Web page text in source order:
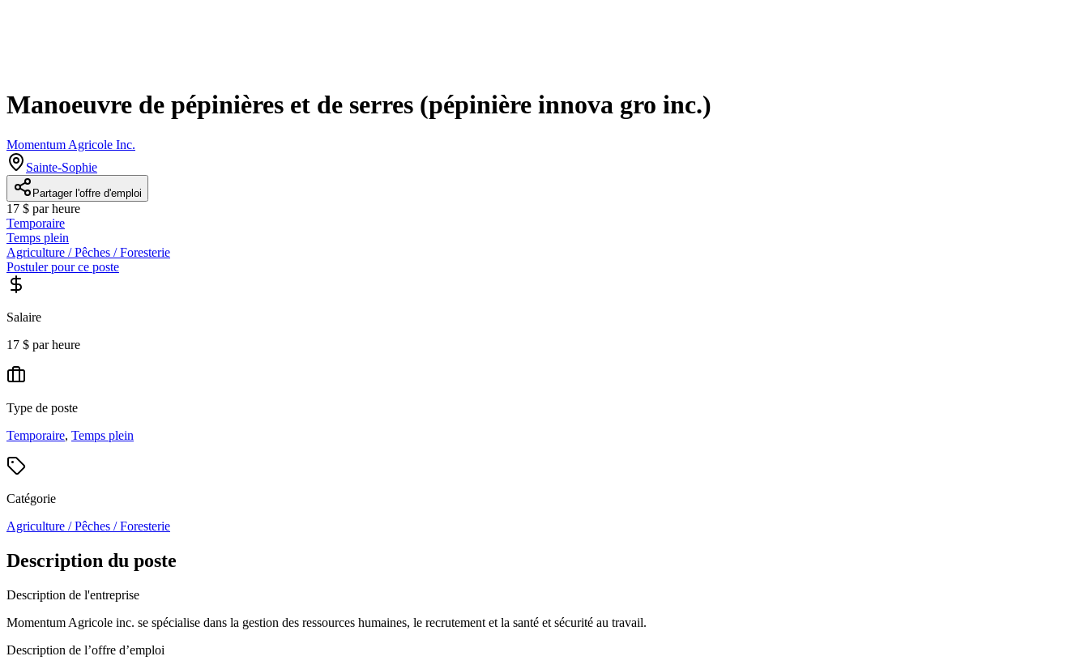
Manoeuvre de pépinières et de serres (pépinière innova gro inc.)
Momentum Agricole Inc.
Sainte-Sophie
Partager l'offre d'emploi
17 $ par heure
Temporaire
Temps plein
Agriculture / Pêches / Foresterie
Postuler pour ce poste
Salaire
17 $ par heure
Type de poste
Temporaire, Temps plein
Catégorie
Agriculture / Pêches / Foresterie
Description du poste
Description de l'entreprise
Momentum Agricole inc. se spécialise dans la gestion des ressources humaines, le recrutement et la santé et sécurité au travail.
Description de l’offre d’emploi